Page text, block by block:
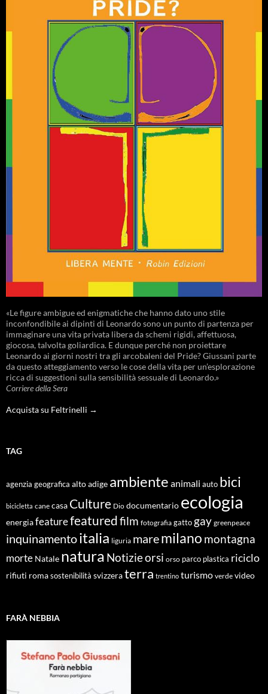
«Le figure ambigue ed enigmatiche che hanno dato uno stile
inconfondibile ai dipinti di Leonardo sono un punto di partenza per
immaginare una vita privata libera da schemi rigidi, affettuosa,
giocosa, talvolta goliardica. E dunque perché non proiettare
Leonardo ai giorni nostri tra gli arcobaleni del Pride? Giussani parte
da questo atteggiamento verso le cose della vita per un’esplorazione
ricca di suggestioni sulla sensibilità sessuale di Leonardo.»
Corriere della Sera
Acquista su Feltrinelli →
TAG
agenzia geografica alto adige ambiente animali auto bici
bicicletta cane casa Culture Dio documentario ecologia
energiafeaturefeaturedfilm fotografia gatto gay greenpeace
inquinamentoitalia liguria maremilano montagna
morte Natale natura Notizieorsi orso parco plastica riciclo
rifiuti roma sostenibilità svizzeraterra trentino turismo verde video
FARÀ NEBBIA